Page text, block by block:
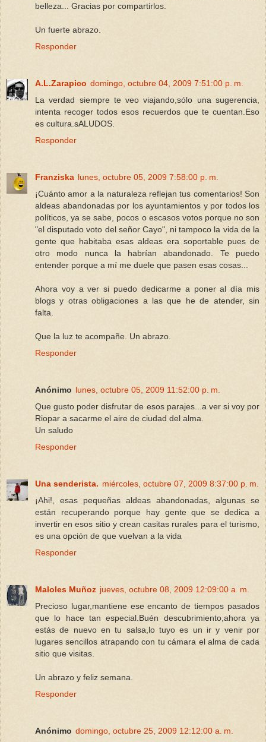
belleza... Gracias por compartirlos.
Un fuerte abrazo.
Responder
A.L.Zarapico domingo, octubre 04, 2009 7:51:00 p. m.
La verdad siempre te veo viajando,sólo una sugerencia,
intenta recoger todos esos recuerdos que te cuentan.Eso
es cultura.sALUDOS.
Responder
Franziska lunes, octubre 05, 2009 7:58:00 p. m.
¡Cuánto amor a la naturaleza reflejan tus comentarios! Son
aldeas abandonadas por los ayuntamientos y por todos los
políticos, ya se sabe, pocos o escasos votos porque no son
"el disputado voto del señor Cayo", ni tampoco la vida de la
gente que habitaba esas aldeas era soportable pues de
otro modo nunca la habrían abandonado. Te puedo
entender porque a mí me duele que pasen esas cosas...
Ahora voy a ver si puedo dedicarme a poner al día mis
blogs y otras obligaciones a las que he de atender, sin
falta.
Que la luz te acompañe. Un abrazo.
Responder
Anónimo lunes, octubre 05, 2009 11:52:00 p. m.
Que gusto poder disfrutar de esos parajes...a ver si voy por
Riopar a sacarme el aire de ciudad del alma.
Un saludo
Responder
Una senderista. miércoles, octubre 07, 2009 8:37:00 p. m.
¡Ahi!, esas pequeñas aldeas abandonadas, algunas se
están recuperando porque hay gente que se dedica a
invertir en esos sitio y crean casitas rurales para el turismo,
es una opción de que vuelvan a la vida
Responder
Maloles Muñoz jueves, octubre 08, 2009 12:09:00 a. m.
Precioso lugar,mantiene ese encanto de tiempos pasados
que lo hace tan especial.Buén descubrimiento,ahora ya
estás de nuevo en tu salsa,lo tuyo es un ir y venir por
lugares sencillos atrapando con tu cámara el alma de cada
sitio que visitas.
Un abrazo y feliz semana.
Responder
Anónimo domingo, octubre 25, 2009 12:12:00 a. m.